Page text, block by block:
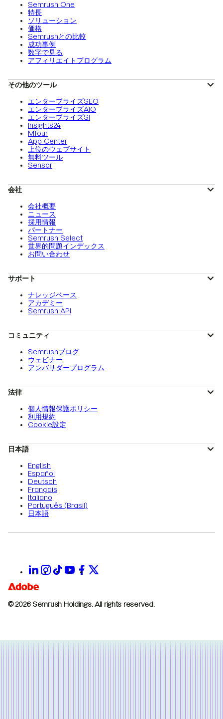
Semrush One
特長
ソリューション
価格
Semrushとの比較
成功事例
数字で見る
アフィリエイトプログラム
その他のツール
エンタープライズSEO
エンタープライズAIO
エンタープライズSI
Insights24
Mfour
App Center
上位のウェブサイト
無料ツール
Sensor
会社
会社概要
ニュース
採用情報
パートナー
Semrush Select
世界的問題インデックス
お問い合わせ
サポート
ナレッジベース
アカデミー
Semrush API
コミュニティ
Semrushブログ
ウェビナー
アンバサダープログラム
法律
個人情報保護ポリシー
利用規約
Cookie設定
日本語
English
Español
Deutsch
Français
Italiano
Português (Brasil)
日本語
© 2026 Semrush Holdings. All rights reserved.